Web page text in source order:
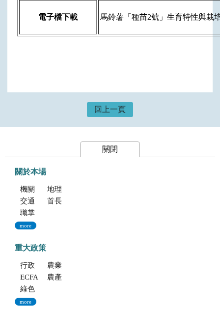
電子檔下載 馬鈴薯「種苗2號」生育特性與栽
回上一頁
關閉
關於本場
機關簡介
地理位置及農業環境
交通指南
首長專區
職掌與組織編制
more
重大政策
行政院重大政策(連結至行政院)
農業部重大政策(連結至農業部)
ECFA專區
農產業保險(連結至農糧署)
綠色環境給付計畫(連結至農糧署)
more